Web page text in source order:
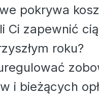
pokrywa
zapewnić
roku?
i bieżących